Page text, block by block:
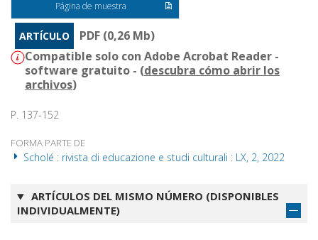
Página de muestra
ARTÍCULO
PDF (0,26 Mb)
Compatible solo con Adobe Acrobat Reader -
software gratuito - (descubra cómo abrir los
archivos)
P. 137-152
FORMA PARTE DE
Scholé : rivista di educazione e studi culturali : LX, 2, 2022
ARTÍCULOS DEL MISMO NÚMERO (DISPONIBLES
INDIVIDUALMENTE)